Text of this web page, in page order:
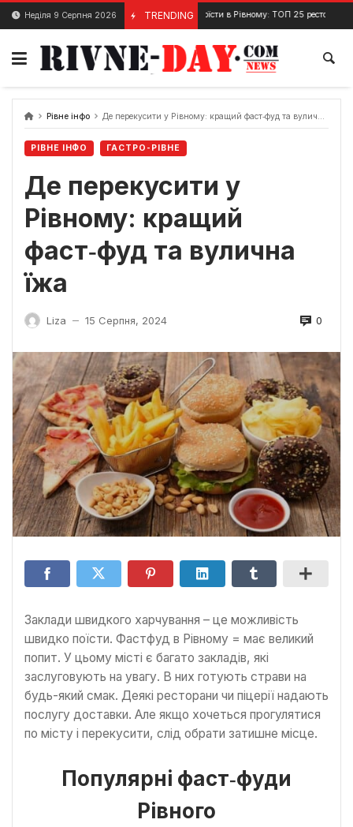
Skip
content
Неділя 9 Серпня 2026 TRENDING
8 Грудня, 2023 Де смачно поїсти в Рівному: ТОП 25 ресторанів з описом і
Рівне інфо Де перекусити у Рівному: кращий фаст‑фуд та вулична їжа
РІВНЕ ІНФО ГАСТРО-РІВНЕ
Де перекусити у
Рівному: кращий
фаст‑фуд та вулична
їжа
Liza — 15 Серпня, 2024 0
Заклади швидкого харчування – це можливість
швидко поїсти. Фастфуд в Рівному = має великий
попит. У цьому місті є багато закладів, які
заслуговують на увагу. В них готують страви на
будь-який смак. Деякі ресторани чи піцерії надають
послугу доставки. Але якщо хочеться прогулятися
по місту і перекусити, слід обрати затишне місце.
Популярні фаст‑фуди
Рівного